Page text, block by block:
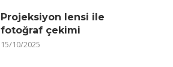
Projeksiyon lensi ile
fotoğraf çekimi
15/10/2025